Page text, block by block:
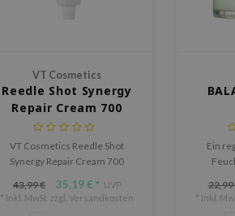
VT Cosmetics
Reedle Shot Synergy
Repair Cream 700
VT Cosmetics Reedle Shot
Synergy Repair Cream 700
und stärkt die Hautbarriere.
43,99 € 35,19 € * UVP
* Inkl. MwSt. zzgl. Versandkosten
Ein
22,99
* Inkl.